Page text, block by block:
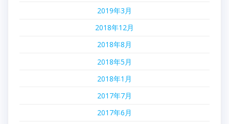
2019年3月
2018年12月
2018年8月
2018年5月
2018年1月
2017年7月
2017年6月